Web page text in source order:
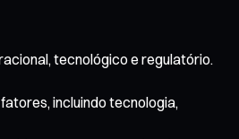
tecnológico e regulatório.
incluindo tecnologia,